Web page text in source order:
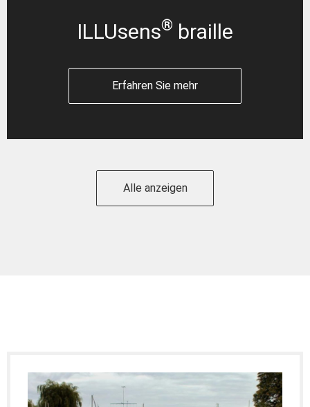
ILLUsens® braille
Erfahren Sie mehr
Alle anzeigen